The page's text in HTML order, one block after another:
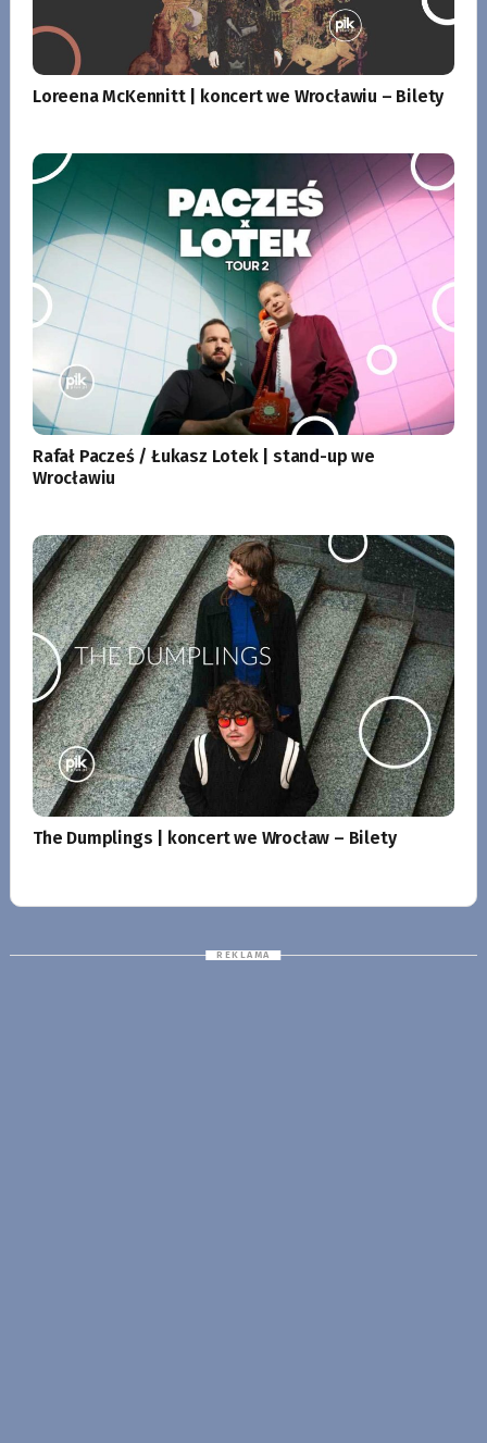
Loreena McKennitt | koncert we Wrocławiu – Bilety
Rafał Pacześ / Łukasz Lotek | stand-up we
Wrocławiu
The Dumplings | koncert we Wrocław – Bilety